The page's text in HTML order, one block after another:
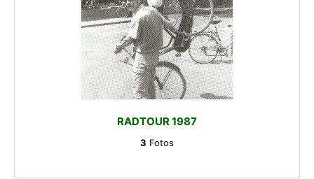
RADTOUR 1987
3 Fotos